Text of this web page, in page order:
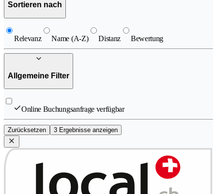
Sortieren nach
Relevanz Name (A-Z) Distanz Bewertung
Allgemeine Filter
Online Buchungsanfrage verfügbar
Zurücksetzen 3 Ergebnisse anzeigen